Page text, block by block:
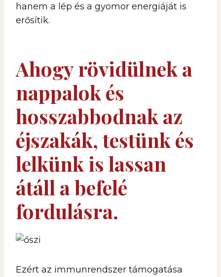
hanem a lép és a gyomor energiáját is
erősítik.
Ahogy rövidülnek a
nappalok és
hosszabbodnak az
éjszakák, testünk és
lelkünk is lassan
átáll a befelé
fordulásra.
Ezért az immunrendszer támogatása